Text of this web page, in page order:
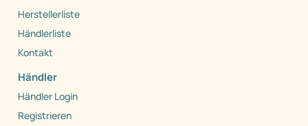
Herstellerliste
Händlerliste
Kontakt
Händler
Händler Login
Registrieren